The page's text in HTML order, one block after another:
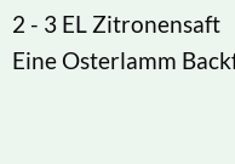
2 - 3 EL Zitronensaft
Eine Osterlamm